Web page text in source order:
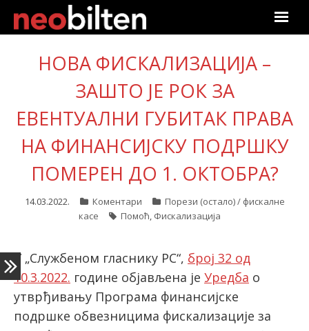
Почетна
Претрага
Актуелно
Подаци
Претплата
Пријава
НОВА ФИСКАЛИЗАЦИЈА –
ЗАШТО ЈЕ РОК ЗА
ЕВЕНТУАЛНИ ГУБИТАК ПРАВА
НА ФИНАНСИЈСКУ ПОДРШКУ
ПОМЕРЕН ДО 1. ОКТОБРА?
14.03.2022. Коментари
Порези (остало) / фискалне
касе
Помоћ, Фискализација
У „Службеном гласнику РС“, број 32 од
10.3.2022. године објављена је Уредба о
утврђивању Програма финансијске
подршке обвезницима фискализације за